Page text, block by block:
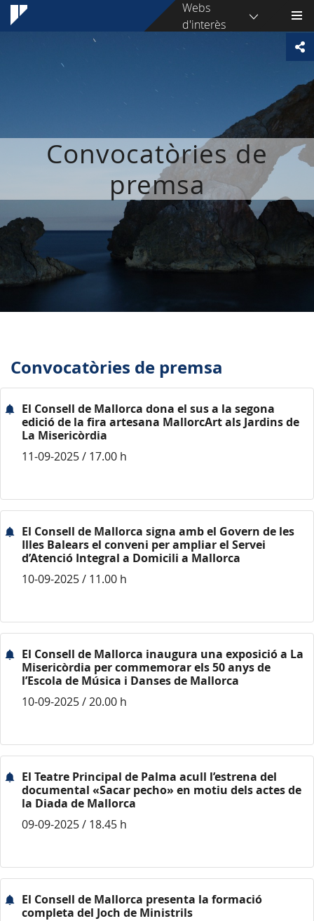
Webs
d'interès
Convocatòries de
premsa
Convocatòries de premsa
El Consell de Mallorca dona el sus a la segona
edició de la fira artesana MallorcArt als Jardins de
La Misericòrdia
11-09-2025 / 17.00 h
El Consell de Mallorca signa amb el Govern de les
Illes Balears el conveni per ampliar el Servei
d’Atenció Integral a Domicili a Mallorca
10-09-2025 / 11.00 h
El Consell de Mallorca inaugura una exposició a La
Misericòrdia per commemorar els 50 anys de
l’Escola de Música i Danses de Mallorca
10-09-2025 / 20.00 h
El Teatre Principal de Palma acull l’estrena del
documental «Sacar pecho» en motiu dels actes de
la Diada de Mallorca
09-09-2025 / 18.45 h
El Consell de Mallorca presenta la formació
completa del Joch de Ministrils